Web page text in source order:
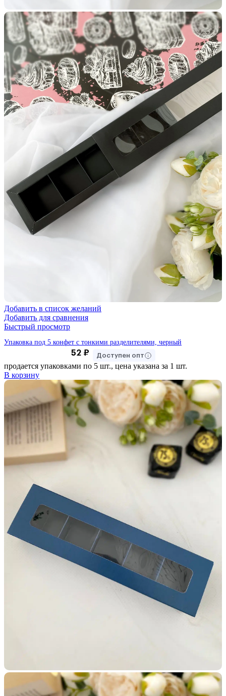
Добавить в список желаний
Добавить для сравнения
Быстрый просмотр
Упаковка под 5 конфет с тонкими разделителями, черный
52 ₽ Доступен опт
продается упаковками по 5 шт., цена указана за 1 шт.
В корзину